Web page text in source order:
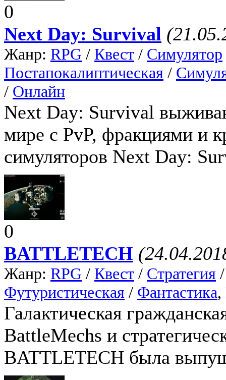
0
Next Day: Survival
Жанр: RPG / Квест / Симулятор
Постапокалиптическая /
/ Онлайн
Next Day: Survival
мире с PvP, фракциями и
симуляторов Next Day:
0
BATTLETECH
Жанр: RPG / Квест / Стратегия
Футуристическая / Фантастика
Галактическая
BattleMechs и
BATTLETECH была